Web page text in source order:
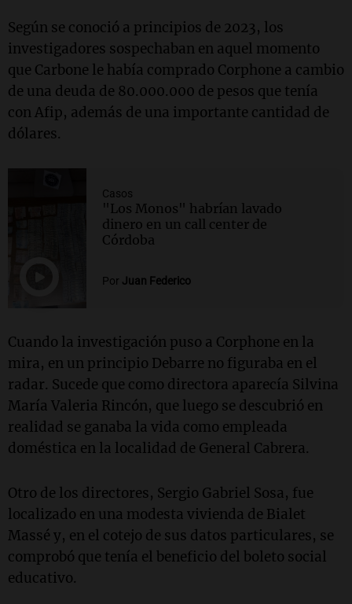
Según se conoció a principios de 2023, los
investigadores sospechaban en aquel momento
que Carbone le había comprado Corphone a cambio
de una deuda de 80.000.000 de pesos que tenía
con Afip, además de una importante cantidad de
dólares.
Casos
"Los Monos" habrían lavado
dinero en un call center de
Córdoba
Por Juan Federico
Cuando la investigación puso a Corphone en la
mira, en un principio Debarre no figuraba en el
radar. Sucede que como directora aparecía Silvina
María Valeria Rincón, que luego se descubrió en
realidad se ganaba la vida como empleada
doméstica en la localidad de General Cabrera.
Otro de los directores, Sergio Gabriel Sosa, fue
localizado en una modesta vivienda de Bialet
Massé y, en el cotejo de sus datos particulares, se
comprobó que tenía el beneficio del boleto social
educativo.